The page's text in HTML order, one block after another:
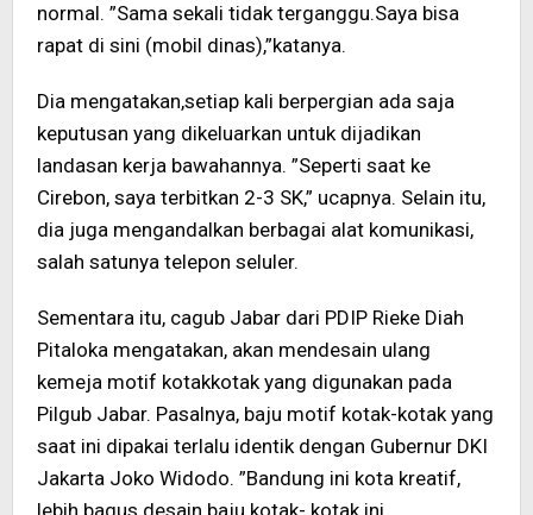
normal. ”Sama sekali tidak terganggu.Saya bisa
rapat di sini (mobil dinas),”katanya.
Dia mengatakan,setiap kali berpergian ada saja
keputusan yang dikeluarkan untuk dijadikan
landasan kerja bawahannya. ”Seperti saat ke
Cirebon, saya terbitkan 2-3 SK,” ucapnya. Selain itu,
dia juga mengandalkan berbagai alat komunikasi,
salah satunya telepon seluler.
Sementara itu, cagub Jabar dari PDIP Rieke Diah
Pitaloka mengatakan, akan mendesain ulang
kemeja motif kotakkotak yang digunakan pada
Pilgub Jabar. Pasalnya, baju motif kotak-kotak yang
saat ini dipakai terlalu identik dengan Gubernur DKI
Jakarta Joko Widodo. ”Bandung ini kota kreatif,
lebih bagus desain baju kotak- kotak ini